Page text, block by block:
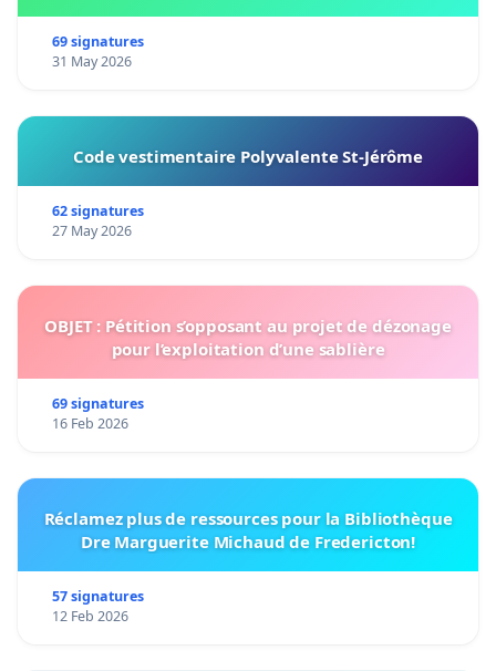
69 signatures
31 May 2026
Code vestimentaire Polyvalente St-Jérôme
62 signatures
27 May 2026
OBJET : Pétition s’opposant au projet de dézonage
pour l’exploitation d’une sablière
69 signatures
16 Feb 2026
Réclamez plus de ressources pour la Bibliothèque
Dre Marguerite Michaud de Fredericton!
57 signatures
12 Feb 2026